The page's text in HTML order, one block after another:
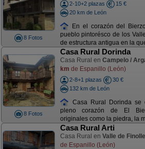
8 Fotos
2-10+2 plazas
15 €
20 km de León
En el corazón del
pueblo pintorésco de los
de estructura antigua en la
8 Fotos
Casa Rural Dorinda
Casa Rural en Campelo /
km de Espanillo (León)
2-8+1 plazas
30 €
132 km de León
Casa Rural Dorinda se
pleno corazón de El
originales como la piedra, la
Casa Rural Arti
Casa Rural en Valle de
de Espanillo (León)